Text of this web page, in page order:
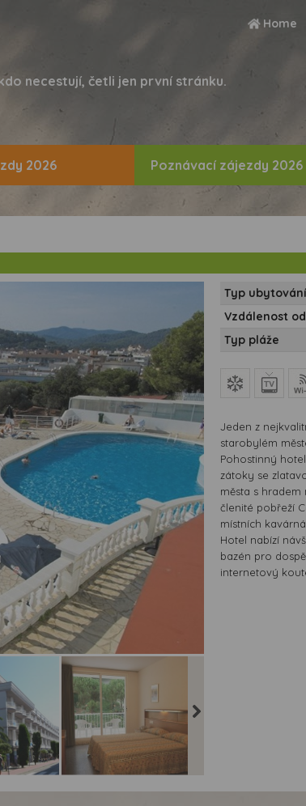
Home
necestují, četli jen první stránku.
2026 Poznávací zájezdy 2026
Typ ubytování
Vzdálenost
Typ pláže
Jeden z
starobylém
Pohostinný
zátoky se
města s
členité pobřeží
místních
Hotel nabízí
bazén pro
internetový